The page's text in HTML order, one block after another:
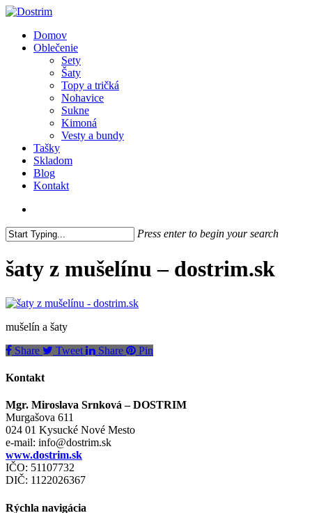
Skip
main
content
search
Menu
Domov
Oblečenie
Sety
Šaty
Topy a tričká
Nohavice
Sukne
Kimoná
Vesty a bundy
Tašky
Skladom
Blog
Kontakt
Press enter to begin your search
Search
šaty z mušelínu – dostrim.sk
mušelín a šaty
Share
Tweet Share Pin
Kontakt
Mgr. Miroslava Srnková – DOSTRIM
Murgašova 611
024 01 Kysucké Nové Mesto
e-mail: info@dostrim.sk
www.dostrim.sk
IČO: 51107732
DIČ: 1122026367
Rýchla navigácia